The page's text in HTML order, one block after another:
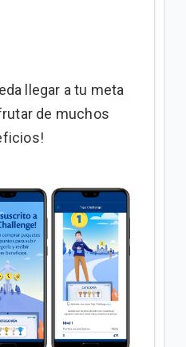
llegar a tu meta
de muchos